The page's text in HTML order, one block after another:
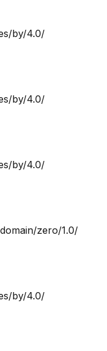
by/4.0/
by/4.0/
by/4.0/
zero/1.0/
by/4.0/